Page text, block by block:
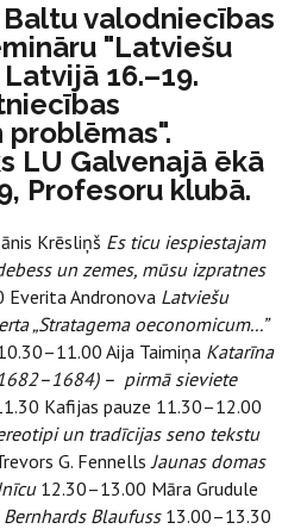
Baltu valodniecības
"Latviešu
16.–19.
LU Galvenajā ēkā
Profesoru klubā.
Krēsliņš Es ticu iespiestajam
un zemes, mūsu izpratnes
Andronova Latviešu
„Stratagema oeconomicum...”
Aija Taimiņa Katarīna
– pirmā sieviete
Kafijas pauze 11.30–12.00
un tradīcijas seno tekstu
G. FennellsJaunas domas
12.30–13.00 Māra Grudule
Blaufuss13.00–13.30